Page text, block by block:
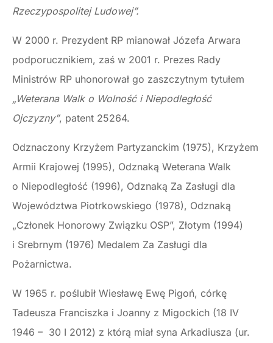
Rzeczypospolitej Ludowej”.
W 2000 r. Prezydent RP mianował Józefa Arwara
podporucznikiem, zaś w 2001 r. Prezes Rady
Ministrów RP uhonorował go zaszczytnym tytułem
„Weterana Walk o Wolność i Niepodległość
Ojczyzny”, patent 25264.
Odznaczony Krzyżem Partyzanckim (1975), Krzyżem
Armii Krajowej (1995), Odznaką Weterana Walk
o Niepodległość (1996), Odznaką Za Zasługi dla
Województwa Piotrkowskiego (1978), Odznaką
„Członek Honorowy Związku OSP”, Złotym (1994)
i Srebrnym (1976) Medalem Za Zasługi dla
Pożarnictwa.
W 1965 r. poślubił Wiesławę Ewę Pigoń, córkę
Tadeusza Franciszka i Joanny z Migockich (18 IV
1946 – 30 I 2012) z którą miał syna Arkadiusza (ur.